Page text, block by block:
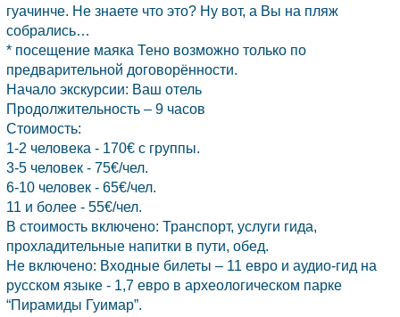
гуачинче. Не знаете что это? Ну вот, а Вы на пляж
собрались…
* посещение маяка Тено возможно только по
предварительной договорённости.
Начало экскурсии: Ваш отель
Продолжительность – 9 часов
Стоимость:
1-2 человека - 170€ с группы.
3-5 человек - 75€/чел.
6-10 человек - 65€/чел.
11 и более - 55€/чел.
В стоимость включено: Транспорт, услуги гида,
прохладительные напитки в пути, обед.
Не включено: Входные билеты – 11 евро и аудио-гид на
русском языке - 1,7 евро в археологическом парке
“Пирамиды Гуимар”.